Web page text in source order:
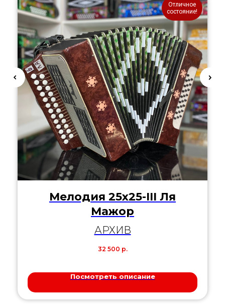
Отличное
состояние!
Мелодия 25х25-III Ля
Мажор
АРХИВ
32 500 р.
Посмотреть описание